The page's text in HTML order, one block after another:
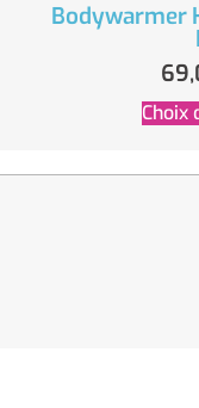
Bodywarmer
Choix